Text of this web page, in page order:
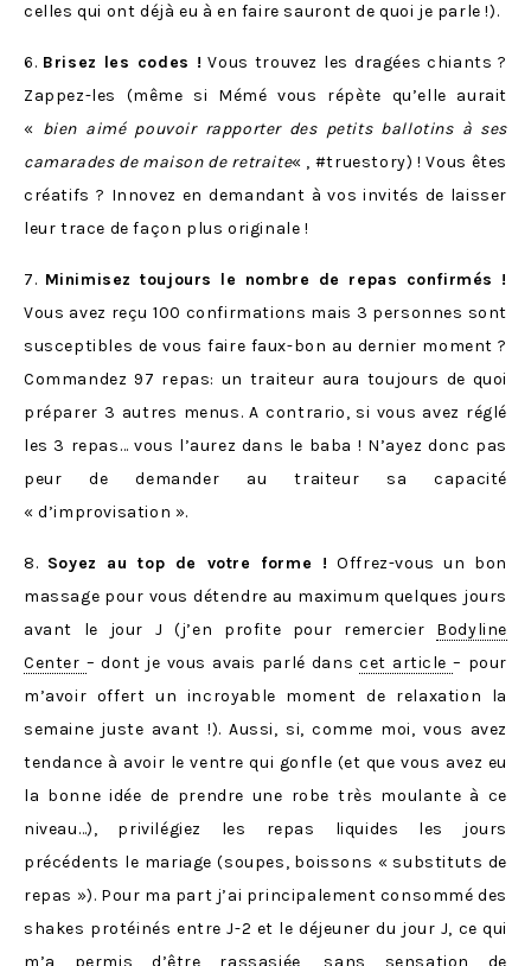
celles qui ont déjà eu à en faire sauront de quoi je parle !).
6. Brisez les codes ! Vous trouvez les dragées chiants ?
Zappez-les (même si Mémé vous répète qu’elle aurait
« bien aimé pouvoir rapporter des petits ballotins à ses
camarades de maison de retraite« , #truestory) ! Vous êtes
créatifs ? Innovez en demandant à vos invités de laisser
leur trace de façon plus originale !
7. Minimisez toujours le nombre de repas confirmés !
Vous avez reçu 100 confirmations mais 3 personnes sont
susceptibles de vous faire faux-bon au dernier moment ?
Commandez 97 repas: un traiteur aura toujours de quoi
préparer 3 autres menus. A contrario, si vous avez réglé
les 3 repas… vous l’aurez dans le baba ! N’ayez donc pas
peur de demander au traiteur sa capacité
« d’improvisation ».
8. Soyez au top de votre forme ! Offrez-vous un bon
massage pour vous détendre au maximum quelques jours
avant le jour J (j’en profite pour remercier Bodyline
Center – dont je vous avais parlé danscet article– pour
m’avoir offert un incroyable moment de relaxation la
semaine juste avant !). Aussi, si, comme moi, vous avez
tendance à avoir le ventre qui gonfle (et que vous avez eu
la bonne idée de prendre une robe très moulante à ce
niveau…), privilégiez les repas liquides les jours
précédents le mariage (soupes, boissons « substituts de
repas »). Pour ma part j’ai principalement consommé des
shakes protéinés entre J-2 et le déjeuner du jour J, ce qui